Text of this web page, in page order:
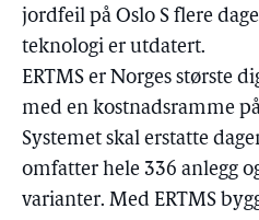
jordfeil på Oslo S flere
teknologi er utdatert.
ERTMS er Norges største
med en kostnadsramme
Systemet skal erstatte
omfatter hele 336 anlegg
varianter. Med ERTMS